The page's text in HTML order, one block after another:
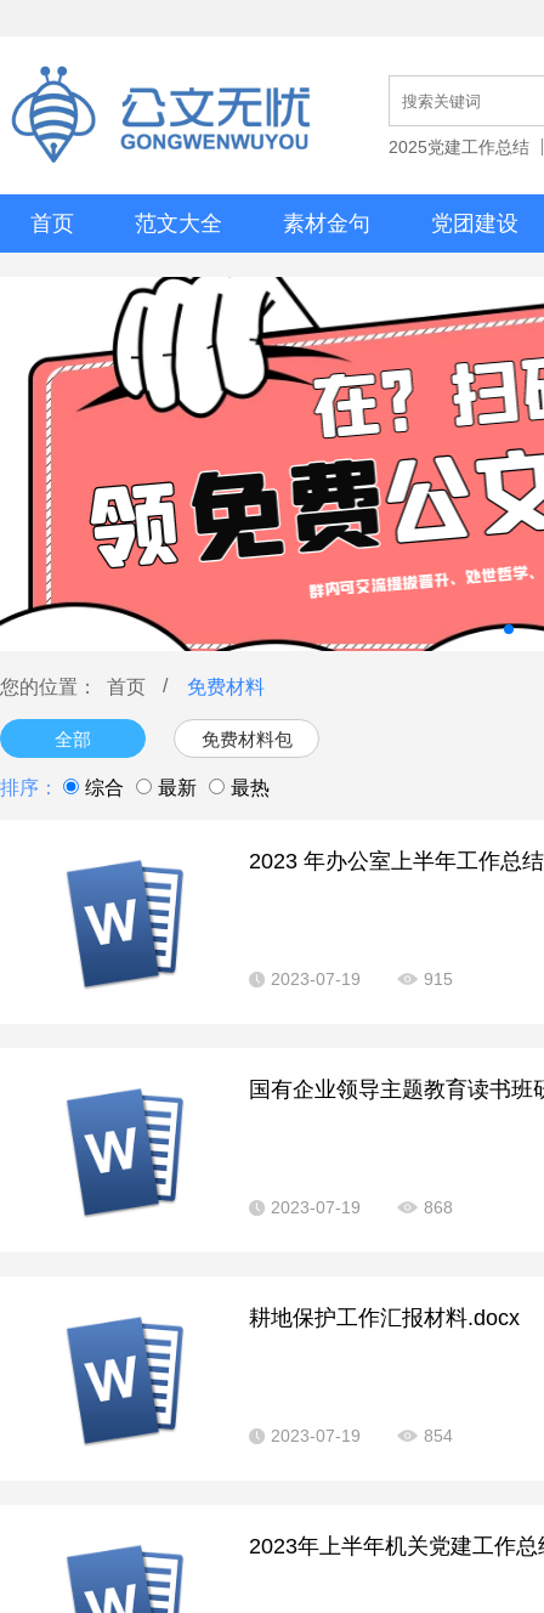
2025党建工作总结
首页 范文大全 素材金句 党团建设
您的位置： 首页 / 免费材料
全部 免费材料包
排序： 综合 最新 最热
2023 年办公室上半年工作总
2023-07-19 915
国有企业领导主题教育读书
2023-07-19 868
耕地保护工作汇报材料.docx
2023-07-19 854
2023年上半年机关党建工作